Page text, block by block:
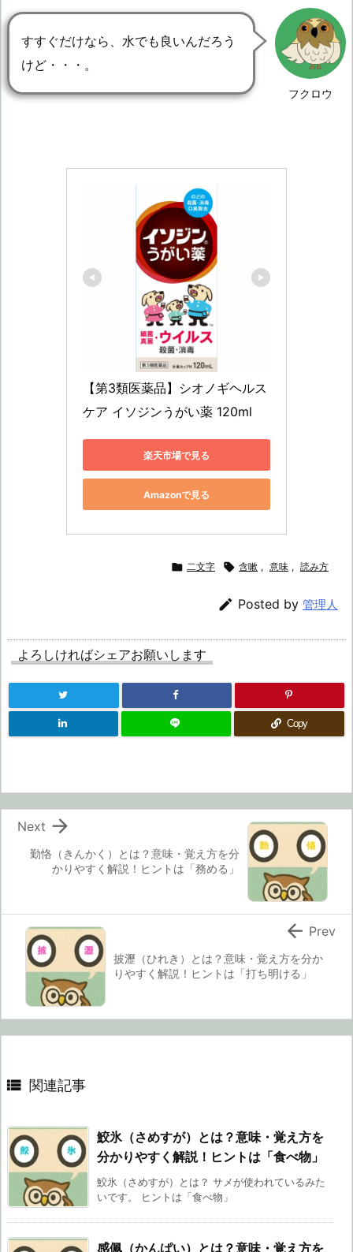
フクロウ
すすぐだけなら、水でも良いんだろう
けど・・・。
【第3類医薬品】シオノギヘルス
ケア イソジンうがい薬 120ml
楽天市場で見る
Amazonで見る
 二文字  含嗽 , 意味 , 読み方
 Posted by 管理人
よろしければシェアお願いします
Copy
勤恪（きんかく）とは？意味・覚え方を分
かりやすく解説！ヒントは「務める」

Next
披瀝（ひれき）とは？意味・覚え方を分か
りやすく解説！ヒントは「打ち明ける」
 Prev
 関連記事
鮫氷（さめすが）とは？意味・覚え方を
分かりやすく解説！ヒントは「食べ物」
鮫氷（さめすが）とは？ サメが使われているみた
いです。 ヒントは「食べ物」
感佩（かんぱい）とは？意味・覚え方を